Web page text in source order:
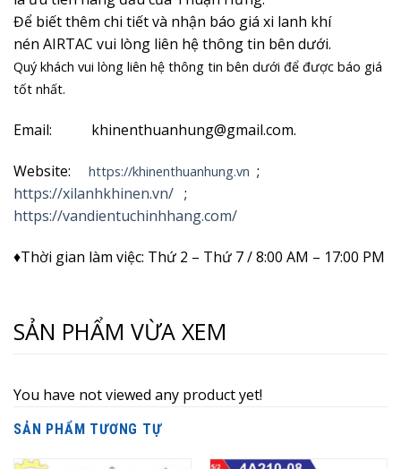
Để biết thêm chi tiết và nhận báo giá xi lanh khí
nén AIRTAC vui lòng liên hệ thông tin bên dưới.
Quý khách vui lòng liên hệ thông tin bên dưới để được báo giá
tốt nhất.
Email: khinenthuanhung@gmail.com.
Website: https://khinenthuanhung.vn ;
https://xilanhkhinen.vn/ ;
https://vandientuchinhhang.com/
♦Thời gian làm việc: Thứ 2 – Thứ 7 / 8:00 AM – 17:00 PM
SẢN PHẨM VỪA XEM
You have not viewed any product yet!
SẢN PHẨM TƯƠNG TỰ